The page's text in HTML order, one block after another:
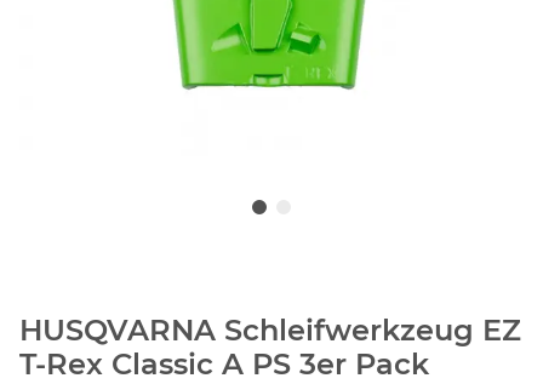
HUSQVARNA Schleifwerkzeug EZ
T-Rex Classic A PS 3er Pack